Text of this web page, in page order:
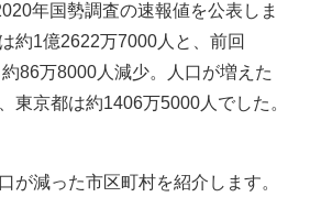
年国勢調査の速報値を公表しま
約1億2622万7000人と、前回
約86万8000人減少。人口が増えた
東京都は約1406万5000人でした。
が減った市区町村を紹介します。